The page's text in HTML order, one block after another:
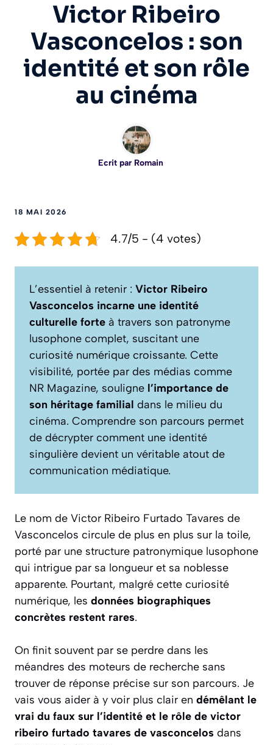
Victor Ribeiro
Vasconcelos : son
identité et son rôle
au cinéma
Ecrit par Romain
18 MAI 2026
4.7/5 - (4 votes)
L’essentiel à retenir : Victor Ribeiro
Vasconcelos incarne une identité
culturelle forte à travers son patronyme
lusophone complet, suscitant une
curiosité numérique croissante. Cette
visibilité, portée par des médias comme
NR Magazine, souligne l’importance de
son héritage familial dans le milieu du
cinéma. Comprendre son parcours permet
de décrypter comment une identité
singulière devient un véritable atout de
communication médiatique.
Le nom de Victor Ribeiro Furtado Tavares de
Vasconcelos circule de plus en plus sur la toile,
porté par une structure patronymique lusophone
qui intrigue par sa longueur et sa noblesse
apparente. Pourtant, malgré cette curiosité
numérique, les données biographiques
concrètes restent rares.
On finit souvent par se perdre dans les
méandres des moteurs de recherche sans
trouver de réponse précise sur son parcours. Je
vais vous aider à y voir plus clair en démêlant le
vrai du faux sur l’identité et le rôle de victor
ribeiro furtado tavares de vasconcelos dans